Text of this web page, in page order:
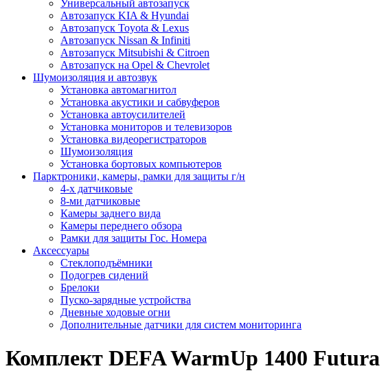
Универсальный автозапуск
Автозапуск KIA & Hyundai
Автозапуск Toyota & Lexus
Автозапуск Nissan & Infiniti
Автозапуск Mitsubishi & Citroen
Автозапуск на Opel & Chevrolet
Шумоизоляция и автозвук
Установка автомагнитол
Установка акустики и сабвуферов
Установка автоусилителей
Установка мониторов и телевизоров
Установка видеорегистраторов
Шумоизоляция
Установка бортовых компьютеров
Парктроники, камеры, рамки для защиты г/н
4-х датчиковые
8-ми датчиковые
Камеры заднего вида
Камеры переднего обзора
Рамки для защиты Гос. Номера
Аксессуары
Стеклоподъёмники
Подогрев сидений
Брелоки
Пуско-зарядные устройства
Дневные ходовые огни
Дополнительные датчики для систем мониторинга
Комплект DEFA WarmUp 1400 Futura